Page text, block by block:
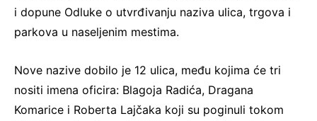
i dopune Odluke o utvrđivanju naziva ulica, trgova i
parkova u naseljenim mestima.
Nove nazive dobilo je 12 ulica, među kojima će tri
nositi imena oficira: Blagoja Radića, Dragana
Komarice i Roberta Lajčaka koji su poginuli tokom